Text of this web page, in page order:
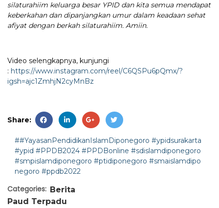
silaturahiim keluarga besar YPID dan kita semua mendapat
keberkahan dan dipanjangkan umur dalam keadaan sehat
afiyat dengan berkah silaturahiim. Amiin.
Video selengkapnya, kunjungi
: https://www.instagram.com/reel/C6QSPu6pQmx/?
igsh=ajc1ZmhjN2cyMnBz
Share:
##YayasanPendidikanIslamDiponegoro #ypidsurakarta
#ypid #PPDB2024 #PPDBonline #sdislamdiponegoro
#smpislamdiponegoro #ptidiponegoro #smaislamdipo
negoro #ppdb2022
Categories: Berita
Paud Terpadu